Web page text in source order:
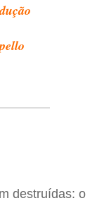
destruídas: o